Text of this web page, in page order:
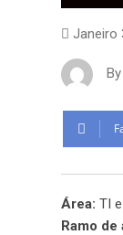
Janeiro
By
Área: TI
Ramo de